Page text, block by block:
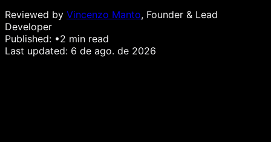
Reviewed by Vincenzo Manto, Founder & Lead
Developer
Published: •2 min read
Last updated: 6 de ago. de 2026